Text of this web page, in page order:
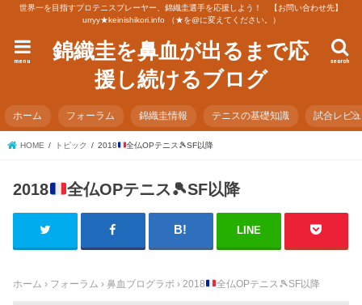
世界一を目指すプロテニスプレーヤー、錦織圭選手を応援しよう！ 【お問い合わせ先】
urryy★keinishikori.info （★を@に変えてください。）
錦織圭を鼻血が出るまで応
援し続けるブログ
search
menu
ホーム フォーラム 錦織圭情報 テニスの基礎知識 試合レビ
HOME トピック 2018 全仏OPテニス🎾SF以降
2018 全仏OPテニス🎾SF以降
LINE
ホーム › フォーラム › 鼻血ブログラボ › 2018 全仏OPテニス🎾SF以降